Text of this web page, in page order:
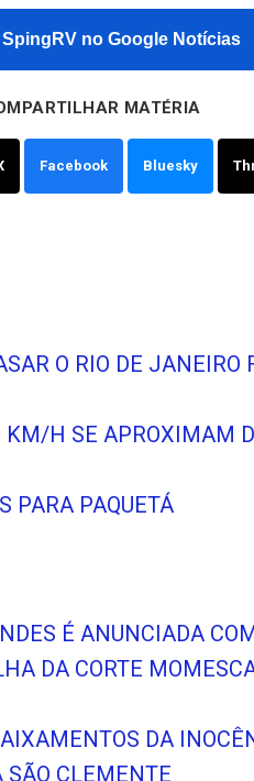
no Google Notícias
MATÉRIA
Facebook Bluesky
O RIO DE JANEIRO
H SE APROXIMAM
PARA PAQUETÁ
É ANUNCIADA
DA CORTE
DA
CLEMENTE